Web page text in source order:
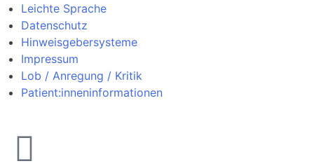
Leichte Sprache
Datenschutz
Hinweisgebersysteme
Impressum
Lob / Anregung / Kritik
Patient:inneninformationen